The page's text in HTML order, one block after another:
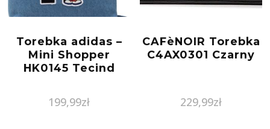
Torebka adidas –
Mini Shopper
HK0145 Tecind
199,99zł
CAFèNOIR Torebka
C4AX0301 Czarny
229,99zł